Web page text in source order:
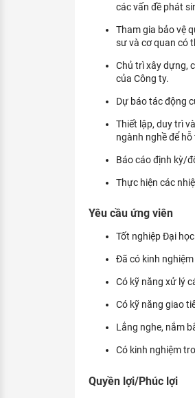
các vấn đề phát
Tham gia bảo vệ
sư và cơ quan có
Chủ trì xây dựng,
của Công ty.
Dự báo tác động
Thiết lập, duy trì
ngành nghề để
Báo cáo định kỳ/
Thực hiện các
Yêu cầu ứng viên
Tốt nghiệp Đại
Đã có kinh
Có kỹ năng xử lý
Có kỹ năng giao
Lắng nghe, nắm
Có kinh nghiệm
Quyền lợi/Phúc lợi